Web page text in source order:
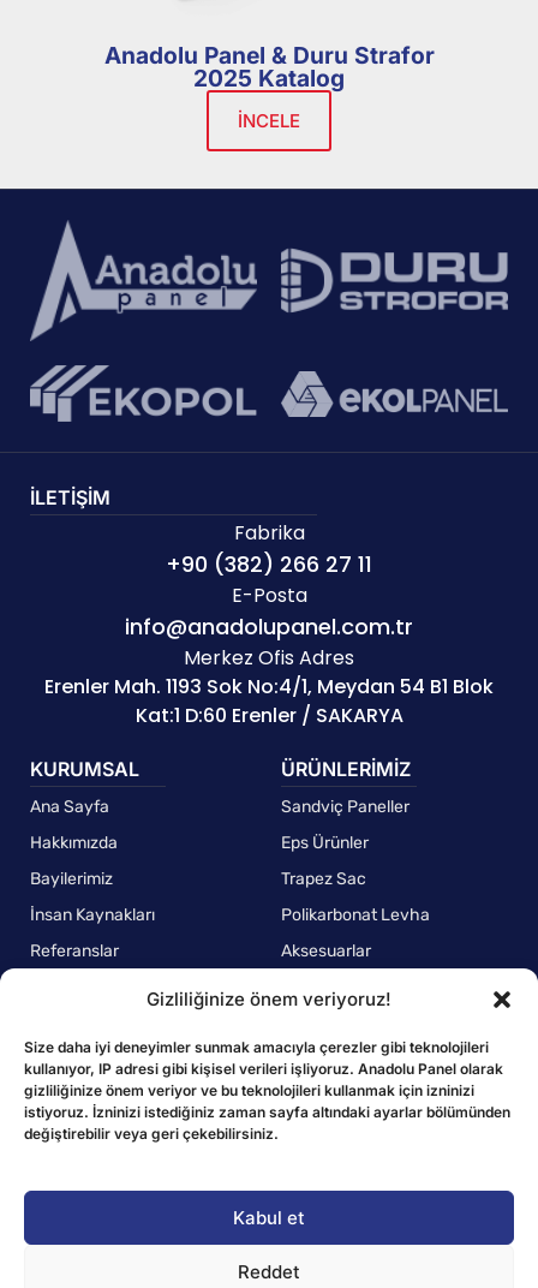
Gizliliğinize önem veriyoruz!
Size daha iyi deneyimler sunmak amacıyla çerezler gibi teknolojileri
kullanıyor, IP adresi gibi kişisel verileri işliyoruz. Anadolu Panel olarak
gizliliğinize önem veriyor ve bu teknolojileri kullanmak için izninizi
istiyoruz. İzninizi istediğiniz zaman sayfa altındaki ayarlar bölümünden
değiştirebilir veya geri çekebilirsiniz.
Kabul et
Reddet
Anadolu Panel & Duru Strafor
2025 Katalog
İNCELE
İLETİŞİM
Fabrika
+90 (382) 266 27 11
E-Posta
info@anadolupanel.com.tr
Merkez Ofis Adres
Erenler Mah. 1193 Sok No:4/1, Meydan 54 B1 Blok
Kat:1 D:60 Erenler / SAKARYA
KURUMSAL
Ana Sayfa
Hakkımızda
Bayilerimiz
İnsan Kaynakları
Referanslar
ÜRÜNLERİMİZ
Sandviç Paneller
Eps Ürünler
Trapez Sac
Polikarbonat Levha
Aksesuarlar
POLİTİKALAR
Kalite Politikamız
Çevre Politikamız
Çalışan Sağlığı ve Güvenlik Politikamız
Gizlilik Politikası